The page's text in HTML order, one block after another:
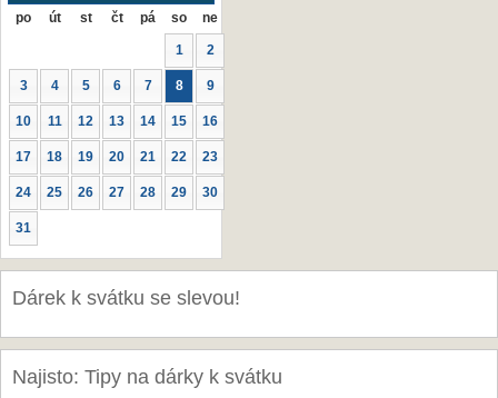
po út st čt pá so ne
1 2
3 4 5 6 7 8 9
10 11 12 13 14 15 16
17 18 19 20 21 22 23
24 25 26 27 28 29 30
31
Dárek k svátku se slevou!
Najisto: Tipy na dárky k svátku